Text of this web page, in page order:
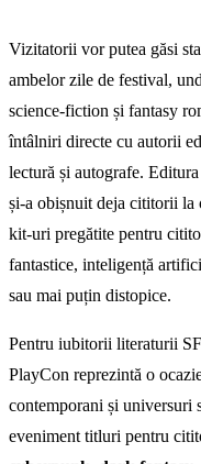
Vizitatorii vor putea găsi
ambelor zile de festival,
science-fiction și fantasy
întâlniri directe cu autorii
lectură și autografe.
și-a obișnuit deja cititorii la
kit-uri pregătite pentru
fantastice, inteligență
sau mai puțin distopice.
Pentru iubitorii literaturii
PlayCon reprezintă o
contemporani și universuri
eveniment titluri pentru